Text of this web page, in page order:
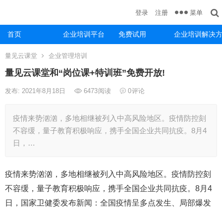
首页 企业培训平台 免费试用 企业培训解决
登录 注册 菜单
量见云课堂 企业管理培训
量见云课堂和“岗位课+特训班”免费开放!
发布: 2021年8月18日 6473阅读 0评论
疫情来势汹汹，多地相继被列入中高风险地区。疫情防控刻
不容缓，量子教育积极响应，携手全国企业共同抗疫。8月4
日，…
疫情来势汹汹，多地相继被列入中高风险地区。疫情防控刻
不容缓，量子教育积极响应，携手全国企业共同抗疫。8月4
日，国家卫健委发布新闻：全国疫情呈多点发生、局部爆发